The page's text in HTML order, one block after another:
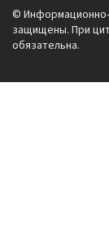
© Информационно-
защищены. При
обязательна.